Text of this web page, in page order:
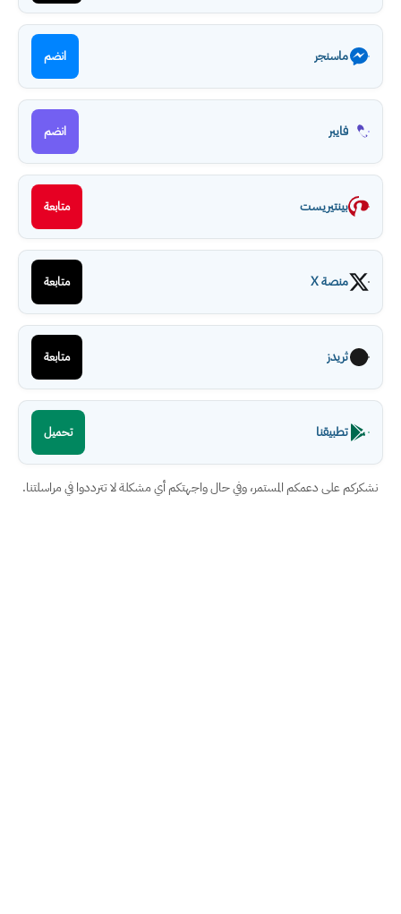
ماسنجر انضم
فايبر انضم
بينتيريست متابعة
منصة X متابعة
ثريدز متابعة
تطبيقنا تحميل
نشكركم على دعمكم المستمر، وفي حال واجهتكم أي مشكلة لا تترددوا في مراسلتنا.